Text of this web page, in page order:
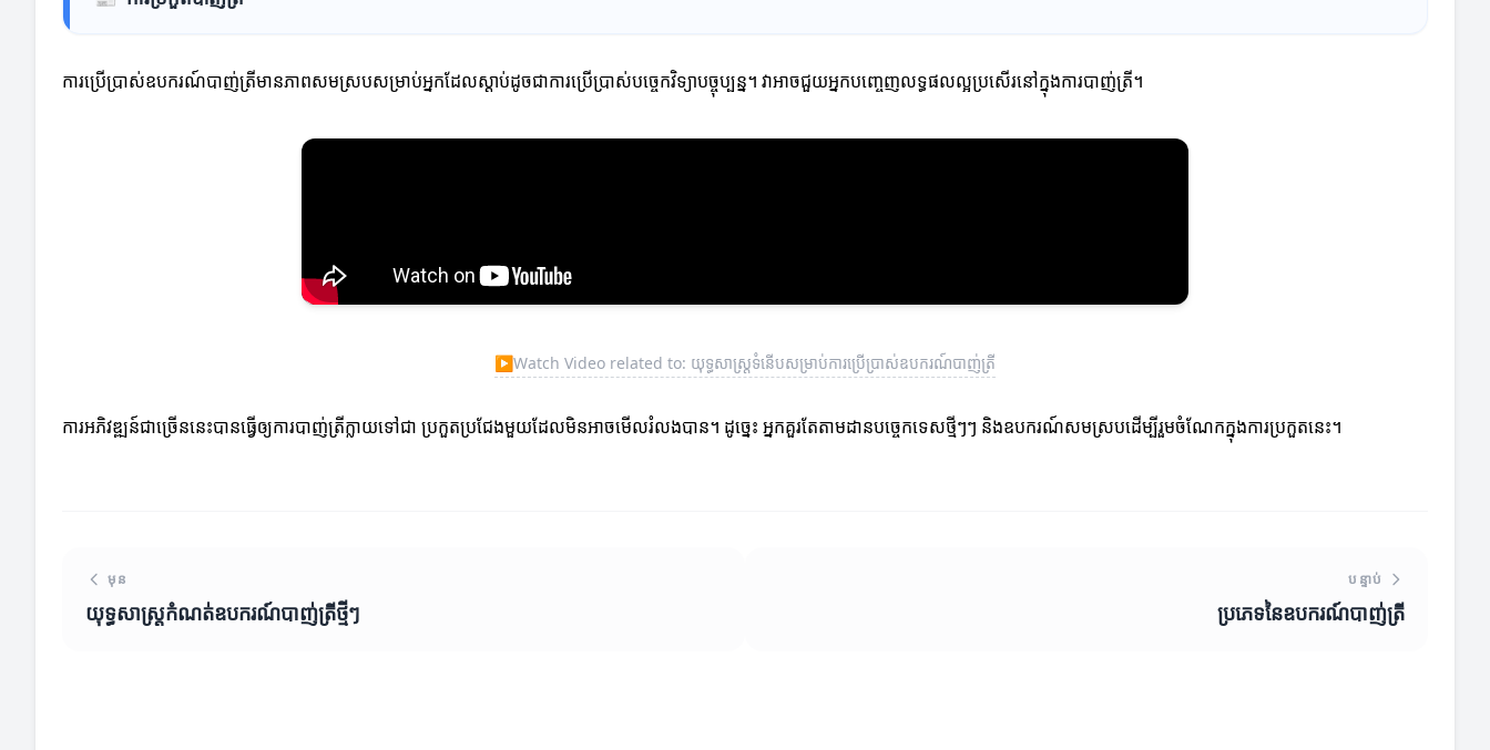
ការប្រើប្រាស់ឧបករណ៍បាញ់ត្រីមានភាពសមស្របសម្រាប់អ្នកដែលស្ដាប់ដូចជាការប្រើប្រាស់បច្ចេកវិទ្យាបច្ចុប្បន្ន។ វាអាចជួយអ្នកបញ្ចេញលទ្ធផលល្អប្រសើរនៅក្នុងការបាញ់ត្រី។
▶Watch Video related to: យុទ្ធសាស្ត្រទំនើបសម្រាប់ការប្រើប្រាស់ឧបករណ៍បាញ់ត្រី
ការអភិវឌ្ឍន៍ជាច្រើននេះបានធ្វើឲ្យការបាញ់ត្រីក្លាយទៅជា ប្រកួតប្រជែងមួយដែលមិនអាចមើលរំលងបាន។ ដូច្នេះ អ្នកគួរតែតាមដានបច្ចេកទេសថ្មីៗៗ និងឧបករណ៍សមស្របដើម្បីរួមចំណែកក្នុងការប្រកួតនេះ។
មុន
យុទ្ធសាស្ត្រកំណត់ឧបករណ៍បាញ់ត្រីថ្មីៗ
បន្ទាប់
ប្រភេទនៃឧបករណ៍បាញ់ត្រី